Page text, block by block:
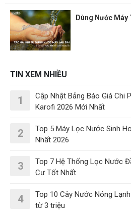
Dùng Nước Máy
TIN XEM NHIỀU
1
Cập Nhật Bảng Báo Giá Chi
Karofi 2026 Mới Nhất
2
Top 5 Máy Lọc Nước Sinh
Nhất 2026
3
Top 7 Hệ Thống Lọc Nước
Cư Tốt Nhất
4
Top 10 Cây Nước Nóng
từ 3 triệu